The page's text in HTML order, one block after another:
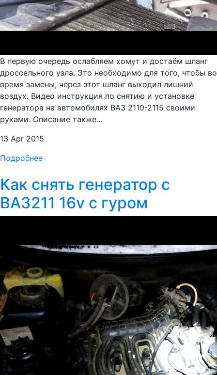
В первую очередь ослабляем хомут и достаём шланг
дроссельного узла. Это необходимо для того, чтобы во
время замены, через этот шланг выходил лишний
воздух. Видео инструкция по снятию и установке
генератора на автомобилях ВАЗ 2110-2115 своими
руками. Описание также...
13 Apr 2015
Подробнее
Как снять генератор с
ВАЗ211 16v с гуром